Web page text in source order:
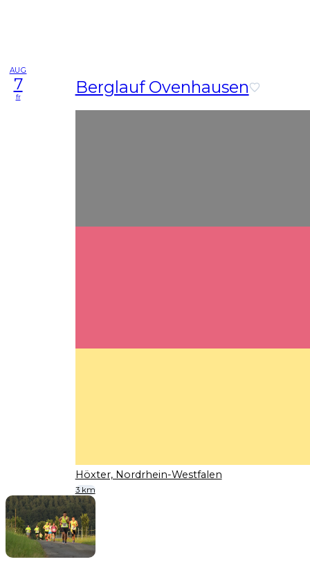
AUG
7
fr Berglauf Ovenhausen
Höxter, Nordrhein-Westfalen
3 km